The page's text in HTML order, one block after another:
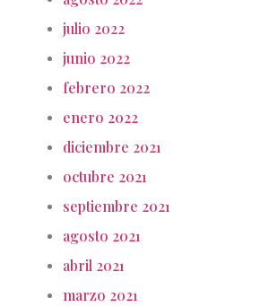
julio 2022
junio 2022
febrero 2022
enero 2022
diciembre 2021
octubre 2021
septiembre 2021
agosto 2021
abril 2021
marzo 2021